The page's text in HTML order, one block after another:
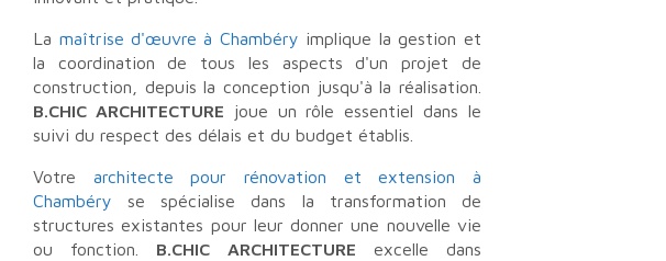
La maîtrise d'œuvre à Chambéry implique la gestion et
la coordination de tous les aspects d'un projet de
construction, depuis la conception jusqu'à la réalisation.
B.CHIC ARCHITECTURE joue un rôle essentiel dans le
suivi du respect des délais et du budget établis.
Votre architecte pour rénovation et extension à
Chambéry se spécialise dans la transformation de
structures existantes pour leur donner une nouvelle vie
ou fonction. B.CHIC ARCHITECTURE excelle dans